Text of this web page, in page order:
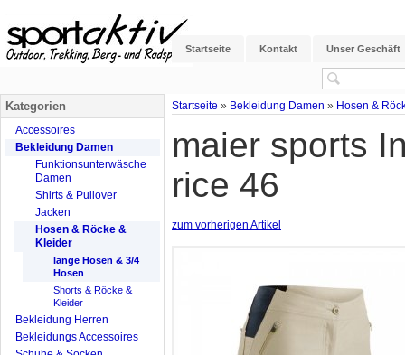
Startseite Kontakt Unser Geschäft
Startseite » Bekleidung Damen » Hosen &
maier sports
rice 46
zum vorherigen Artikel
Kategorien
Accessoires
Bekleidung Damen
Funktionsunterwäsche
Damen
Shirts & Pullover
Jacken
Hosen & Röcke &
Kleider
lange Hosen & 3/4
Hosen
Shorts & Röcke &
Kleider
Bekleidung Herren
Bekleidungs Accessoires